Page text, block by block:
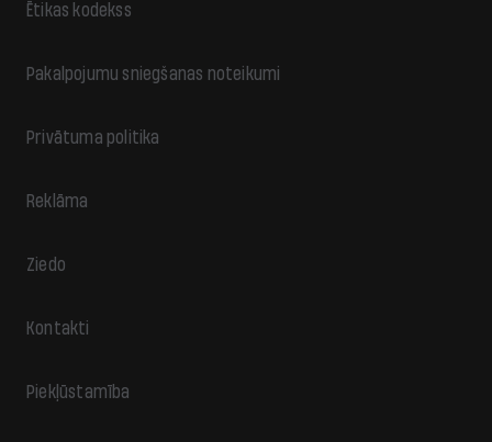
Ētikas kodekss
Pakalpojumu sniegšanas noteikumi
Privātuma politika
Reklāma
Ziedo
Kontakti
Piekļūstamība